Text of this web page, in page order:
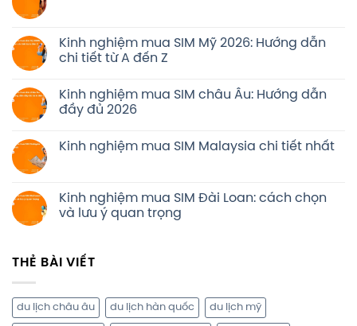
Kinh nghiệm mua SIM Mỹ 2026: Hướng dẫn
chi tiết từ A đến Z
Kinh nghiệm mua SIM châu Âu: Hướng dẫn
đầy đủ 2026
Kinh nghiệm mua SIM Malaysia chi tiết nhất
Kinh nghiệm mua SIM Đài Loan: cách chọn
và lưu ý quan trọng
THẺ BÀI VIẾT
du lịch châu âu du lịch hàn quốc du lịch mỹ